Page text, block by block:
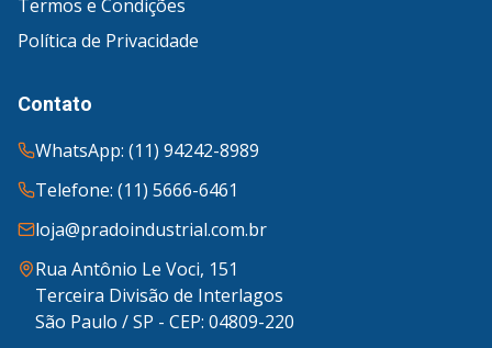
Termos e Condições
Política de Privacidade
Contato
WhatsApp: (11) 94242-8989
Telefone: (11) 5666-6461
loja@pradoindustrial.com.br
Rua Antônio Le Voci, 151
Terceira Divisão de Interlagos
São Paulo / SP - CEP: 04809-220